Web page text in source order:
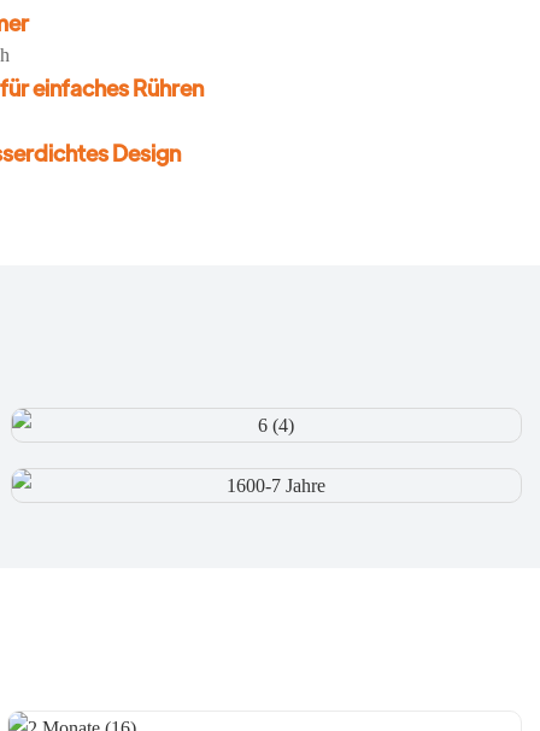
einfaches Rühren
Design